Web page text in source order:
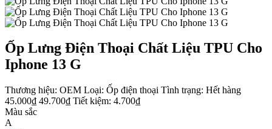
Ốp Lưng Điện Thoại Chất Liệu TPU Cho
Iphone 13 G
Thương hiệu: OEM Loại: Ốp điện thoại Tình trạng: Hết hàng
45.000₫ 49.700₫ Tiết kiệm: 4.700₫
Màu sắc
A